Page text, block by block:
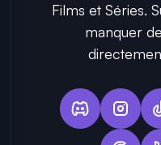
Films et Séries.
manquer